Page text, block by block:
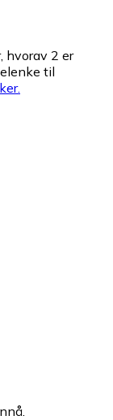
hvorav 2 er
til